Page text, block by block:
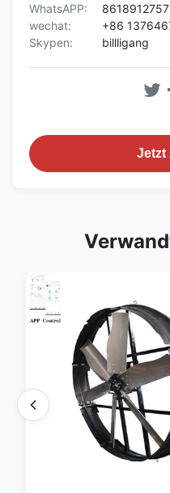
WhatsAPP:
wechat:
+86
Skypen:
billligang
Jetzt